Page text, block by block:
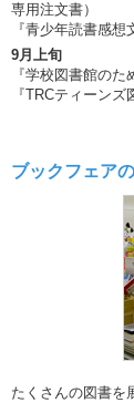
専用注文書）
『青少年読書感
9月上旬
『学校図書館の
『TRCティーンズ
ブックフェア
たくさんの図書を